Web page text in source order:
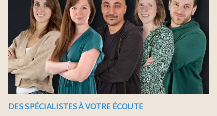
DES SPÉCIALISTES À VOTRE ÉCOUTE